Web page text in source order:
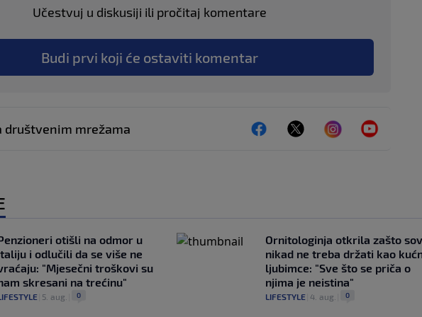
Učestvuj u diskusiji ili pročitaj komentare
Budi prvi koji će ostaviti komentar
društvenim mrežama
otišli na odmor u
i odlučili da se više ne
"Mjesečni troškovi su
skresani na trećinu"
5. aug. 0
Ornitologinja otkrila zašto
nikad ne treba držati kao
ljubimce: "Sve što se priča o
njima je neistina"
LIFESTYLE| 4. aug. 0